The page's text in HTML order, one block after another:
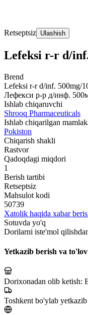
Retseptsiz Ulashish
Lefeksi r-r d/
Brend
Lefeksi r-r d/inf. 500mg/
Лефекси р-р д/инф.
Ishlab chiqaruvchi
Shrooq Pharmaceuticals
Ishlab chiqarilgan
Pokiston
Chiqarish shakli
Rastvor
Qadoqdagi miqdori
1
Berish tartibi
Retseptsiz
Mahsulot kodi
50739
Xatolik haqida xabar
Sotuvda yo'q
Dorilarni iste'mol
Yetkazib berish va to'lov
Dorixonadan olib ketish:
Toshkent bo'ylab yetkazib